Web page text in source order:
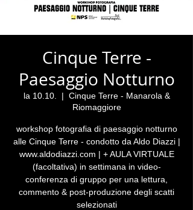
Cinque Terre -
Paesaggio Notturno
la 10.10.
  |
Cinque Terre - Manarola &
Riomaggiore
workshop fotografia di paesaggio notturno
alle Cinque Terre - condotto da Aldo Diazzi |
www.aldodiazzi.com | + AULA VIRTUALE
(facoltativa) in settimana in video-
conferenza di gruppo per una lettura,
commento & post-produzione degli scatti
selezionati